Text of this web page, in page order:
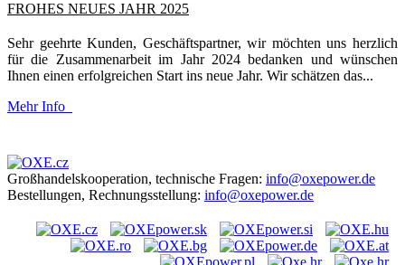
FROHES NEUES JAHR 2025
Sehr geehrte Kunden, Geschäftspartner, wir möchten uns herzlich
für die Zusammenarbeit im Jahr 2024 bedanken und wünschen
Ihnen einen erfolgreichen Start ins neue Jahr. Wir schätzen das...
Mehr Info
Großhandelskooperation, technische Fragen: info@oxepower.de
Bestellungen, Rechnungsstellung: info@oxepower.de